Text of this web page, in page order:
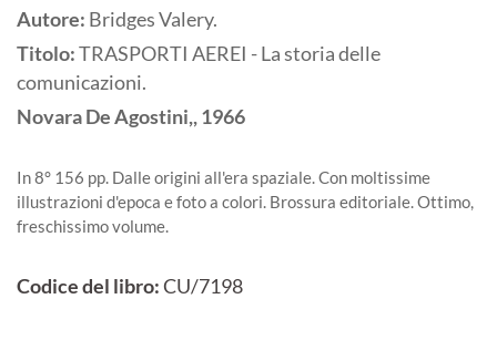
Autore: Bridges Valery.
Titolo:TRASPORTI AEREI - La storia delle
comunicazioni.
NovaraDe Agostini,,1966
In 8° 156 pp. Dalle origini all'era spaziale. Con moltissime
illustrazioni d'epoca e foto a colori. Brossura editoriale. Ottimo,
freschissimo volume.
Codice del libro:CU/7198